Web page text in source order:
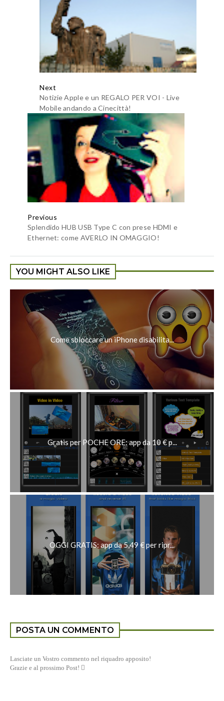
Next
Notizie Apple e un REGALO PER VOI - Live
Mobile andando a Cinecittà!
Previous
Splendido HUB USB Type C con prese HDMI e
Ethernet: come AVERLO IN OMAGGIO!
YOU MIGHT ALSO LIKE
Come sbloccare un iPhone disabilita...
Gratis per POCHE ORE: app da 10 € p...
OGGI GRATIS: app da 5,49 € per ripr...
POSTA UN COMMENTO
Lasciate un Vostro commento nel riquadro apposito!
Grazie e al prossimo Post! 